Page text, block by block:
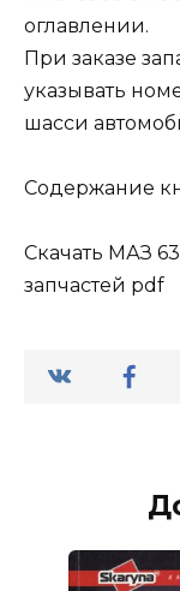
оглавлении.
При заказе
указывать
шасси
Содержание
Скачать МАЗ
запчастей pdf